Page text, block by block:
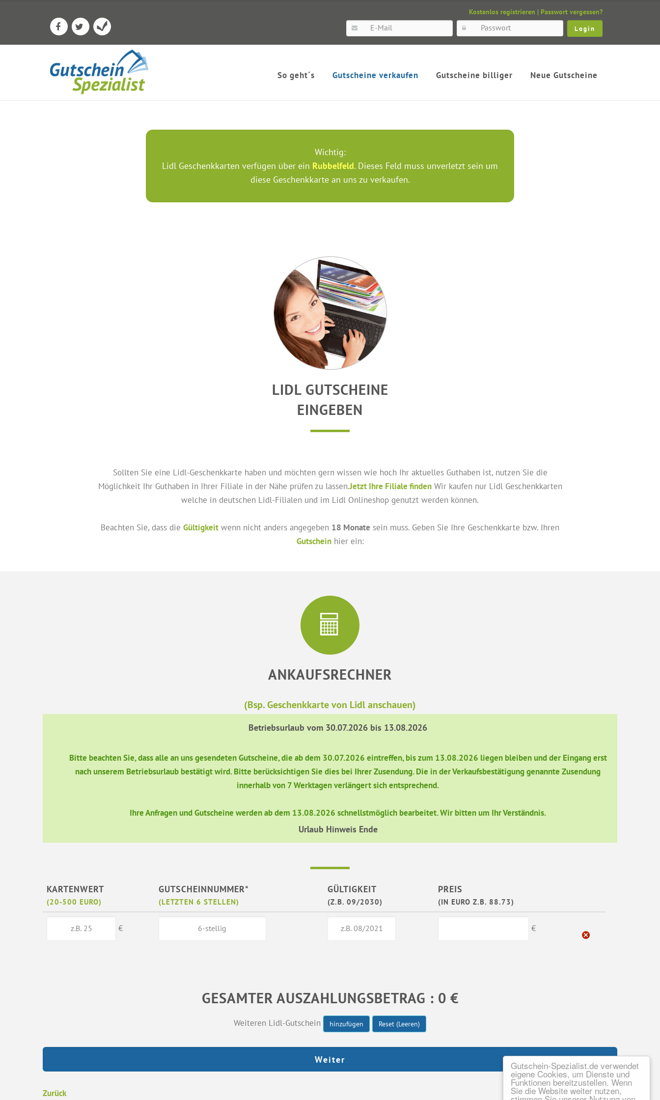
Gutschein-Spezialist.de verwendet
eigene Cookies, um Dienste und
Funktionen bereitzustellen. Wenn
Sie die Website weiter nutzen,
Kostenlos registrieren | Passwort vergessen?
So geht´s Gutscheine verkaufen Gutscheine billiger Neue Gutscheine
Wichtig:
Lidl Geschenkkarten verfügen über ein Rubbelfeld. Dieses Feld muss unverletzt sein um
diese Geschenkkarte an uns zu verkaufen.
LIDL GUTSCHEINE
EINGEBEN
Sollten Sie eine Lidl-Geschenkkarte haben und möchten gern wissen wie hoch Ihr aktuelles Guthaben ist, nutzen Sie die
Möglichkeit Ihr Guthaben in Ihrer Filiale in der Nähe prüfen zu lassen.Jetzt Ihre Filiale findenWir kaufen nur Lidl Geschenkkarten
welche in deutschen Lidl-Filialen und im Lidl Onlineshop genutzt werden können.
Beachten Sie, dass die Gültigkeit wenn nicht anders angegeben 18 Monate sein muss. Geben Sie Ihre Geschenkkarte bzw. Ihren
Gutscheinhier ein:
ANKAUFSRECHNER
(Bsp. Geschenkkarte von Lidl anschauen)
Betriebsurlaub vom 30.07.2026 bis 13.08.2026
Bitte beachten Sie, dass alle an uns gesendeten Gutscheine, die ab dem 30.07.2026 eintreffen, bis zum 13.08.2026 liegen bleiben und der Eingang erst
nach unserem Betriebsurlaub bestätigt wird. Bitte berücksichtigen Sie dies bei Ihrer Zusendung. Die in der Verkaufsbestätigung genannte Zusendung
innerhalb von 7 Werktagen verlängert sich entsprechend.
Ihre Anfragen und Gutscheine werden ab dem 13.08.2026 schnellstmöglich bearbeitet. Wir bitten um Ihr Verständnis.
Urlaub Hinweis Ende
KARTENWERT
(20-500 EURO)
GUTSCHEINNUMMER*
(LETZTEN 6 STELLEN)
GÜLTIGKEIT
(Z.B. 09/2030)
PREIS
(IN EURO Z.B. 88.73)
€ €
GESAMTER AUSZAHLUNGSBETRAG : 0 €
Weiteren Lidl-Gutschein hinzufügen Reset (Leeren)
Zurück